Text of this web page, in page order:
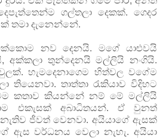
ගල්තලා දෙකක්. ගෙදර
තමා දැනෙන්නේ.
නව දෙනයි. මගේ යාළුවයි
අක්කලා තුන්දෙනයි මල්ලියි නංගියි.
හැමදෙනාගෙම හිත්වල වගේම
තියෙනවා. තාත්තා රැකියාව විදිහට
කතාව කියන්නේ නම් මේ මල්ලියි
එකැසක් අබාධිතයන්. ඒ වුනත්
ජීවත් වෙනවා. අයියාගේ ඇසක්
ඇස වර්ධනය වෙලා නැහැ. අයියා